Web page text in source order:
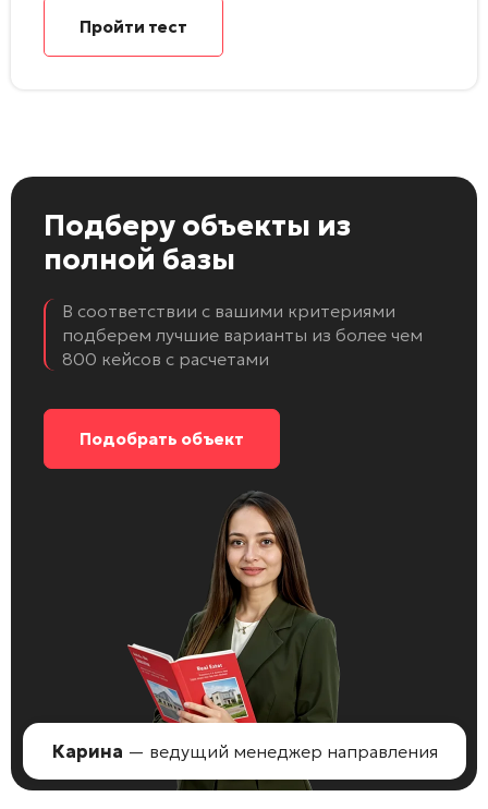
Пройти тест
Подберу объекты из
полной базы
В соответствии с вашими критериями
подберем лучшие варианты из более чем
800 кейсов с расчетами
Подобрать объект
Карина — ведущий менеджер направления